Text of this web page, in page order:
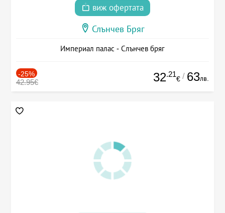
виж офертата
Слънчев Бряг
Империал палас - Слънчев бряг
-25%
42.95€ 32.21
€ / 63лв.